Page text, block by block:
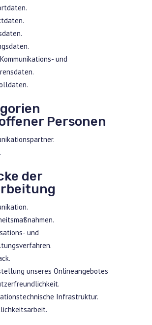
und
Personen
der
und
unseres Onlineangebotes
Infrastruktur.